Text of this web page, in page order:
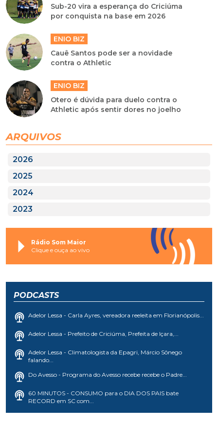
Sub-20 vira a esperança do Criciúma
por conquista na base em 2026
ENIO BIZ
Cauê Santos pode ser a novidade
contra o Athletic
ENIO BIZ
Otero é dúvida para duelo contra o
Athletic após sentir dores no joelho
ARQUIVOS
2026
2025
2024
2023
Rádio Som Maior
Clique e ouça ao vivo
PODCASTS
Adelor Lessa - Carla Ayres, vereadora reeleita em Florianópolis...
Adelor Lessa - Prefeito de Criciúma, Prefeita de Içara,...
Adelor Lessa - Climatologista da Epagri, Márcio Sônego
falando...
Do Avesso - Programa do Avesso recebe recebe o Padre...
60 MINUTOS - CONSUMO para o DIA DOS PAIS bate
RECORD em SC com...